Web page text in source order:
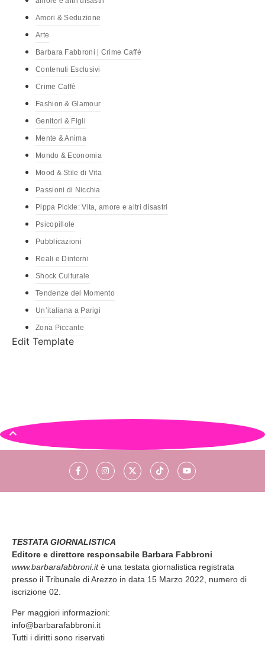
Amori & Seduzione
Arte
Barbara Fabbroni | Crime Caffè
Contenuti Esclusivi
Crime Caffè
Fashion & Glamour
Genitori & Figli
Mente & Anima
Mondo & Economia
Mood & Stile di Vita
Passioni di Nicchia
Pippa Pickle: Vita, amore e altri disastri
Psicopillole
Pubblicazioni
Reali e Dintorni
Shock Culturale
Tendenze del Momento
Un’italiana a Parigi
Zona Piccante
Edit Template
TESTATA GIORNALISTICA
Editore e direttore responsabile Barbara Fabbroni
www.barbarafabbroni.it è una testata giornalistica registrata
presso il Tribunale di Arezzo in data 15 Marzo 2022, numero di
iscrizione 02.
Per maggiori informazioni:
info@barbarafabbroni.it
Tutti i diritti sono riservati